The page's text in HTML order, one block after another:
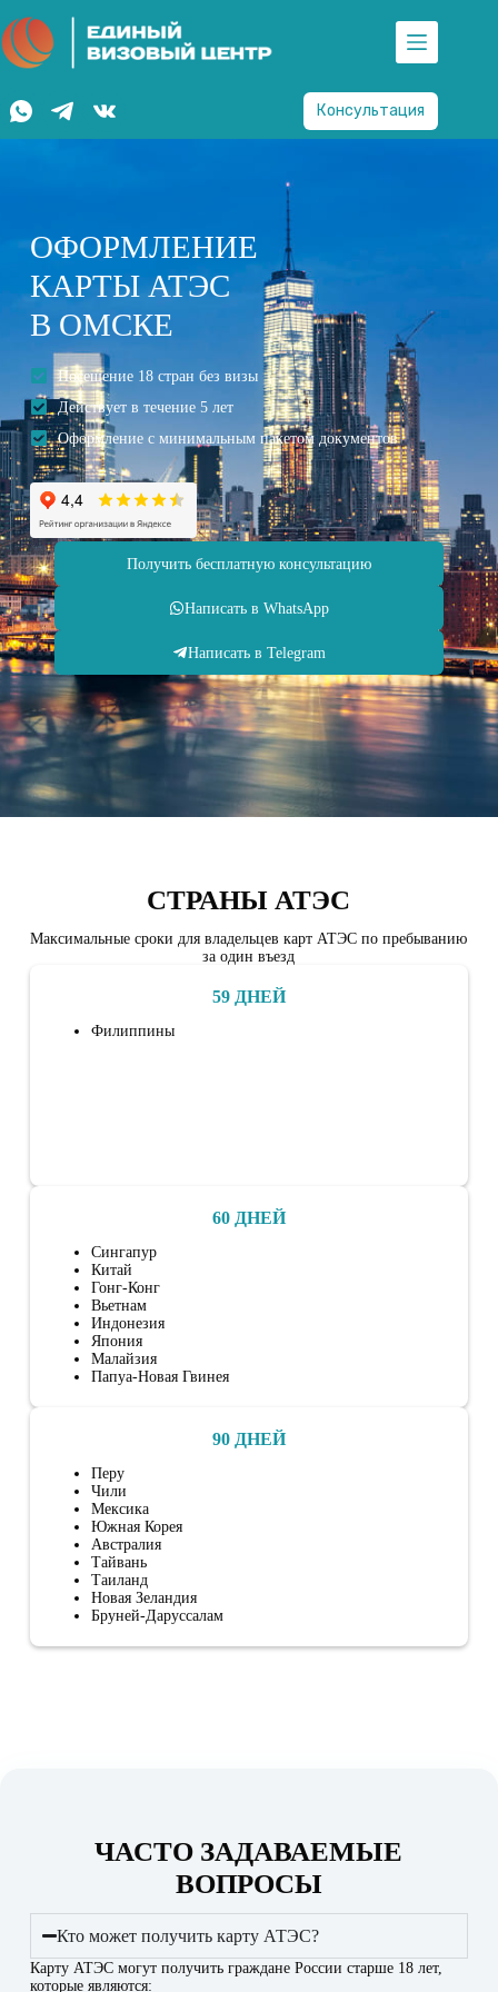
Консультация
ОФОРМЛЕНИЕ
КАРТЫ АТЭС
В ОМСКЕ
Посещение 18 стран без визы
Действует в течение 5 лет
Оформление с минимальным пакетом документов
Получить бесплатную консультацию
Написать в WhatsApp
Написать в Telegram
СТРАНЫ АТЭС
Максимальные сроки для владельцев карт АТЭС по пребыванию
за один въезд
59 ДНЕЙ
Филиппины
60 ДНЕЙ
Сингапур
Китай
Гонг-Конг
Вьетнам
Индонезия
Япония
Малайзия
Папуа-Новая Гвинея
90 ДНЕЙ
Перу
Чили
Мексика
Южная Корея
Австралия
Тайвань
Таиланд
Новая Зеландия
Бруней-Даруссалам
ЧАСТО ЗАДАВАЕМЫЕ
ВОПРОСЫ
Кто может получить карту АТЭС?
Карту АТЭС могут получить граждане России старше 18 лет,
которые являются: